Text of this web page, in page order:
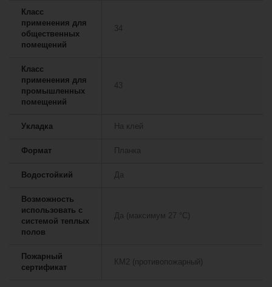
Класс
применения для
общественных
помещений
34
Класс
применения для
промышленных
помещений
43
Укладка На клей
Формат Планка
Водостойкий Да
Возможность
использовать с
системой теплых
полов
Да (максимум 27 °C)
Пожарный
сертификат
КМ2 (противопожарный)